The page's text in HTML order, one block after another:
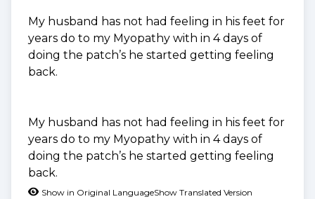
My husband has not had feeling in his feet for
years do to my Myopathy with in 4 days of
doing the patch’s he started getting feeling
back.
My husband has not had feeling in his feet for
years do to my Myopathy with in 4 days of
doing the patch’s he started getting feeling
back.
Show in Original LanguageShow Translated Version